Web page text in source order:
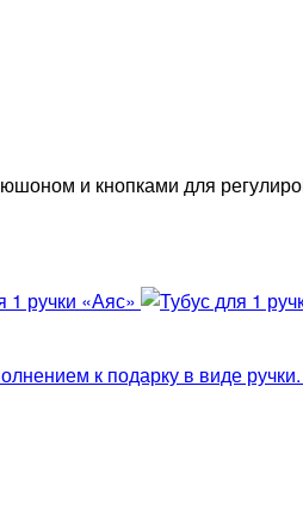
и кнопками для
к подарку в виде